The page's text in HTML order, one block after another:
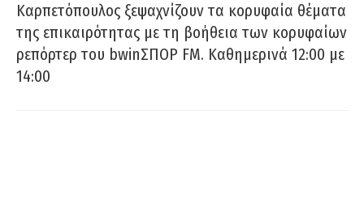
Καρπετόπουλος ξεψαχνίζουν τα κορυφαία θέματα
της επικαιρότητας με τη βοήθεια των κορυφαίων
ρεπόρτερ του bwinΣΠΟΡ FM. Καθημερινά 12:00 με
14:00